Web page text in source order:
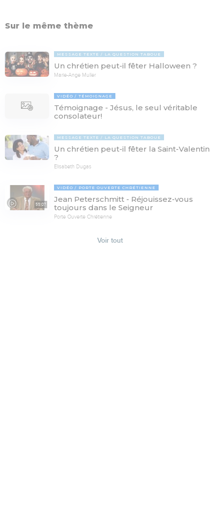
Sur le même thème
MESSAGE TEXTE LA QUESTION TABOUE
Un chrétien peut-il fêter Halloween ?
Marie-Ange Muller
VIDÉO TÉMOIGNAGE
Témoignage - Jésus, le seul véritable
consolateur!
MESSAGE TEXTE LA QUESTION TABOUE
Un chrétien peut-il fêter la Saint-Valentin
?
Elisabeth Dugas
55:07
VIDÉO PORTE OUVERTE CHRÉTIENNE
Jean Peterschmitt - Réjouissez-vous
toujours dans le Seigneur
Porte Ouverte Chrétienne
Voir tout